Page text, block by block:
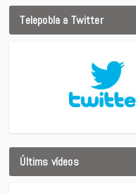
Telepobla a Twitter
Últims vídeos